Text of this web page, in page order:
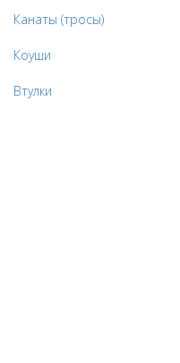
Канаты (тросы)
Коуши
Втулки